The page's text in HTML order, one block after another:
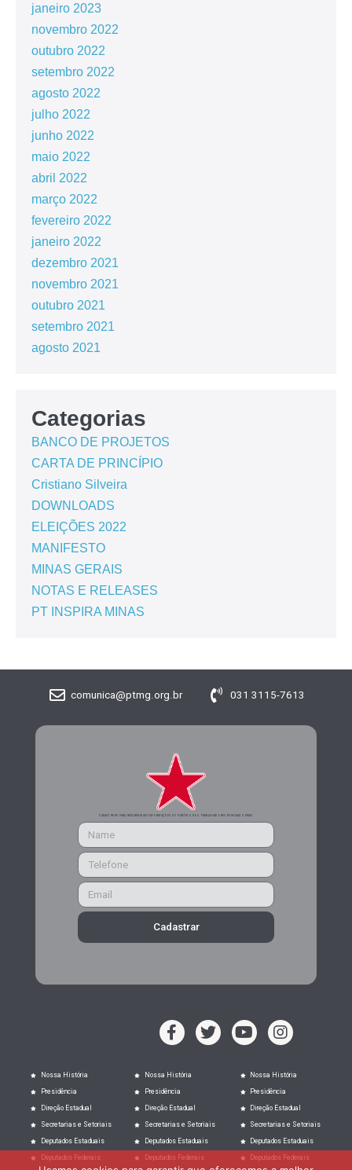
janeiro 2023
novembro 2022
outubro 2022
setembro 2022
agosto 2022
julho 2022
junho 2022
maio 2022
abril 2022
março 2022
fevereiro 2022
janeiro 2022
dezembro 2021
novembro 2021
outubro 2021
setembro 2021
agosto 2021
Categorias
BANCO DE PROJETOS
CARTA DE PRINCÍPIO
Cristiano Silveira
DOWNLOADS
ELEIÇÕES 2022
MANIFESTO
MINAS GERAIS
NOTAS E RELEASES
PT INSPIRA MINAS
comunica@ptmg.org.br 031 3115-7613
CADASTRE-SE PARA RECEBER MAIS INFORMAÇÕES DO PARTIDO DOS TRABALHADORES DE MINAS GERAIS
Cadastrar
Nossa História
Presidência
Direção Estadual
Secretarias e Setoriais
Deputados Estaduais
Deputados Federais
Nossa História
Presidência
Direção Estadual
Secretarias e Setoriais
Deputados Estaduais
Deputados Federais
Nossa História
Presidência
Direção Estadual
Secretarias e Setoriais
Deputados Estaduais
Deputados Federais